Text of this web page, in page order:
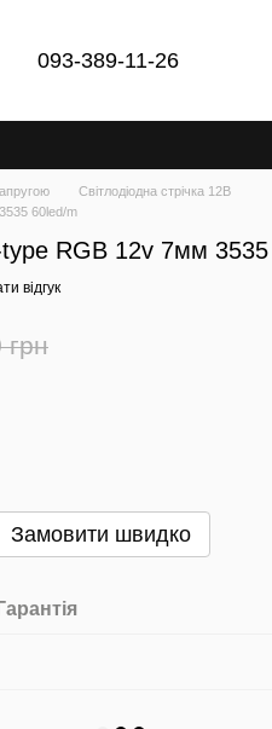
093-389-11-26
Світлодіодна стрічка 12В
60led/m
type RGB 12v 7мм
відгук
грн
Замовити швидко
Гарантія